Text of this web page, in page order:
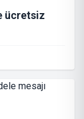
ücretsiz